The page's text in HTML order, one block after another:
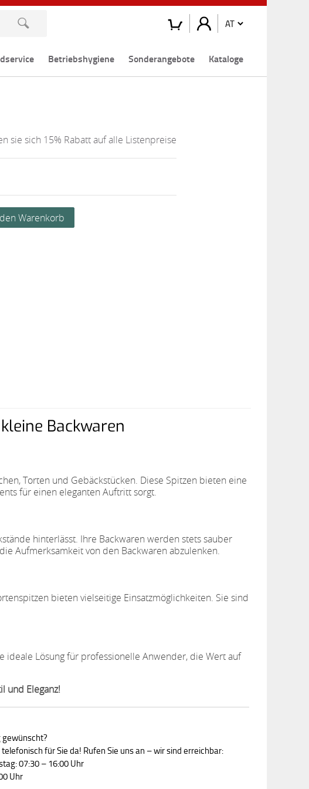
Betriebshygiene Sonderangebote Kataloge
sie sich 15% Rabatt auf alle Listenpreise
Backwaren
Torten und Gebäckstücken. Diese Spitzen bieten eine
für einen eleganten Auftritt sorgt.
hinterlässt. Ihre Backwaren werden stets sauber
Aufmerksamkeit von den Backwaren abzulenken.
bieten vielseitige Einsatzmöglichkeiten. Sie sind
ideale Lösung für professionelle Anwender, die Wert auf
und Eleganz!
für Sie da! Rufen Sie uns an – wir sind erreichbar:
07:30 – 16:00 Uhr
Uhr